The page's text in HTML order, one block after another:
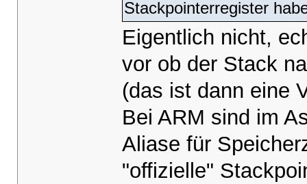
Stackpointerregister
Eigentlich nicht,
vor ob der Stack
(das ist dann eine
Bei ARM sind im
Aliase für
"offizielle"